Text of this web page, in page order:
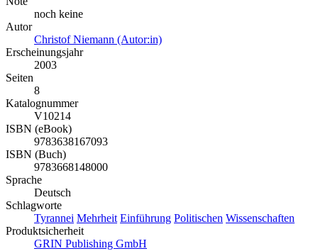
noch keine
Autor
Christof Niemann (Autor:in)
Erscheinungsjahr
2003
Seiten
8
Katalognummer
V10214
ISBN (eBook)
9783638167093
ISBN (Buch)
9783668148000
Sprache
Deutsch
Schlagworte
Tyrannei Mehrheit Einführung Politischen Wissenschaften
Produktsicherheit
GRIN Publishing GmbH